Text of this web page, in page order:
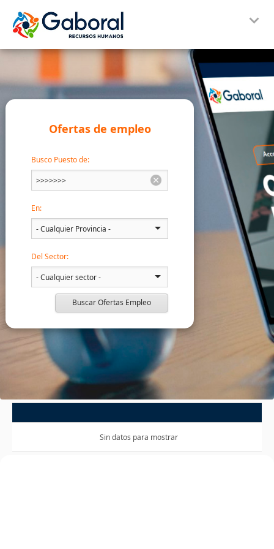
Ofertas de empleo
Busco Puesto de:
En:
Del Sector:
Buscar Ofertas Empleo
Sin datos para mostrar